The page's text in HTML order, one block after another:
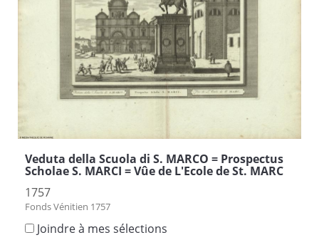
Veduta della Scuola di S. MARCO = Prospectus
Scholae S. MARCI = Vûe de L'Ecole de St. MARC
1757
Fonds Vénitien 1757
Joindre à mes sélections